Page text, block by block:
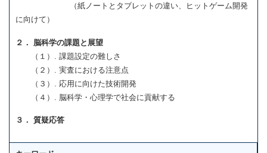
（紙ノートとタブレットの違い、ヒットゲーム開発
に向けて）
２． 脳科学の課題と展望
（１）. 課題設定の難しさ
（２）. 実査における注意点
（３）. 応用に向けた技術開発
（４）. 脳科学・心理学で社会に貢献する
３． 質疑応答